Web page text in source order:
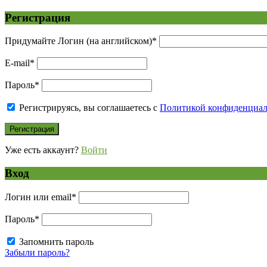
Регистрация
Придумайте Логин (на английском)*
E-mail*
Пароль*
Регистрируясь, вы соглашаетесь с Политикой
Уже есть аккаунт? Войти
Вход
Логин или email*
Пароль*
Запомнить пароль
Забыли пароль?